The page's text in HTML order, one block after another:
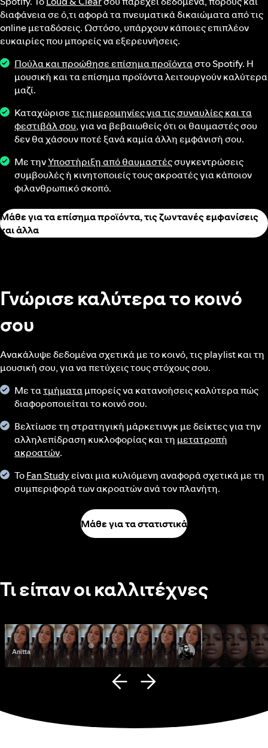
διαφάνεια σε ό,τι αφορά τα πνευματικά δικαιώματα από τις
online μεταδόσεις. Ωστόσο, υπάρχουν κάποιες επιπλέον
ευκαιρίες που μπορείς να εξερευνήσεις.
Πούλα και προώθησε επίσημα προϊόνταστο Spotify. Η
μουσική και τα επίσημα προϊόντα λειτουργούν καλύτερα
μαζί.
Καταχώρισετις ημερομηνίες για τις συναυλίες και τα
φεστιβάλ σου, για να βεβαιωθείς ότι οι θαυμαστές σου
δεν θα χάσουν ποτέ ξανά καμία άλλη εμφάνισή σου.
Με τηνΥποστήριξη από θαυμαστέςσυγκεντρώσεις
συμβουλές ή κινητοποιείς τους ακροατές για κάποιον
φιλανθρωπικό σκοπό.
Μάθε για τα επίσημα προϊόντα, τις ζωντανές εμφανίσεις
και άλλα
Γνώρισε καλύτερα το κοινό
σου
Ανακάλυψε δεδομένα σχετικά με το κοινό, τις playlist και τη
μουσική σου, για να πετύχεις τους στόχους σου.
Με τατμήματαμπορείς να κατανοήσεις καλύτερα πώς
διαφοροποιείται το κοινό σου.
Βελτίωσε τη στρατηγική μάρκετινγκ με δείκτες για την
αλληλεπίδραση κυκλοφορίας και τη μετατροπή
ακροατών.
ΤοFan Studyείναι μια κυλιόμενη αναφορά σχετικά με τη
συμπεριφορά των ακροατών ανά τον πλανήτη.
Μάθε για τα στατιστικά
Τι είπαν οι καλλιτέχνες
Anitta Fana Hues